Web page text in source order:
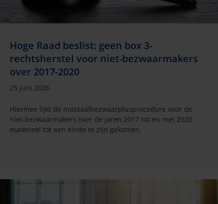
Hoge Raad beslist: geen box 3-
rechtsherstel voor niet-bezwaarmakers
over 2017-2020
25 juni 2026
Hiermee lijkt de massaalbezwaarplusprocedure voor de
niet-bezwaarmakers over de jaren 2017 tot en met 2020
materieel tot een einde te zijn gekomen.